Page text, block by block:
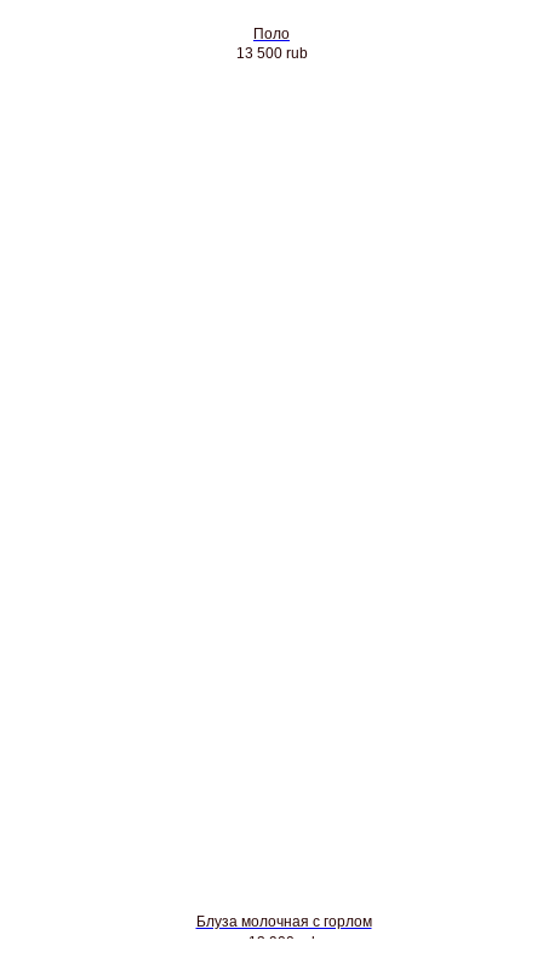
Поло
13 500 rub
Блуза молочная с горлом
13 900
rub